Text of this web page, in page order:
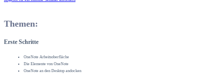
Themen:
Erste Schritte
OneNote Arbeitsoberfläche
Die Elemente von OneNote
OneNote an den Desktop andocken